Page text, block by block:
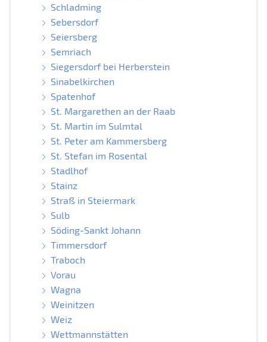
Schladming
Sebersdorf
Seiersberg
Semriach
Siegersdorf bei Herberstein
Sinabelkirchen
Spatenhof
St. Margarethen an der Raab
St. Martin im Sulmtal
St. Peter am Kammersberg
St. Stefan im Rosental
Stadlhof
Stainz
Straß in Steiermark
Sulb
Söding-Sankt Johann
Timmersdorf
Traboch
Vorau
Wagna
Weinitzen
Weiz
Wettmannstätten